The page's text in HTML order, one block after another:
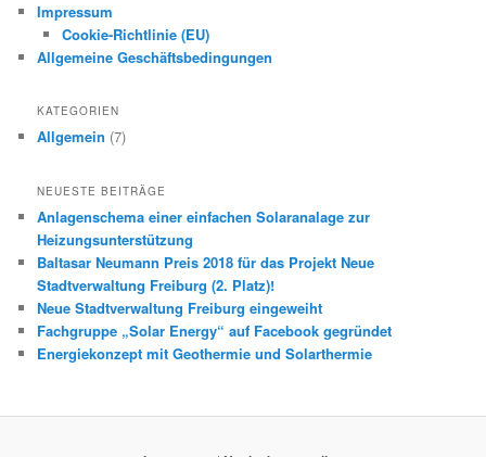
Impressum
Cookie-Richtlinie (EU)
Allgemeine Geschäftsbedingungen
KATEGORIEN
Allgemein (7)
NEUESTE BEITRÄGE
Anlagenschema einer einfachen Solaranalage zur
Heizungsunterstützung
Baltasar Neumann Preis 2018 für das Projekt Neue
Stadtverwaltung Freiburg (2. Platz)!
Neue Stadtverwaltung Freiburg eingeweiht
Fachgruppe „Solar Energy“ auf Facebook gegründet
Energiekonzept mit Geothermie und Solarthermie